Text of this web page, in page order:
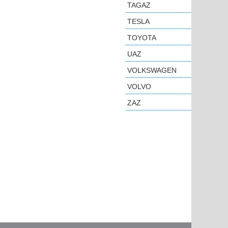
TAGAZ
TESLA
TOYOTA
UAZ
VOLKSWAGEN
VOLVO
ZAZ